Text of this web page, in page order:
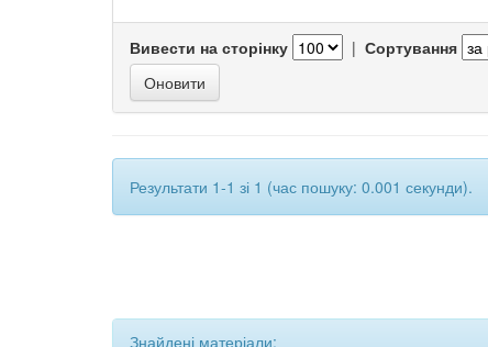
Вивести на сторінку | Сортування
Результати 1-1 зі 1 (час пошуку: 0.001 секунди).
Знайдені матеріали: